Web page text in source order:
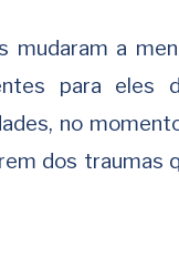
mudaram a
para eles
no
dos traumas